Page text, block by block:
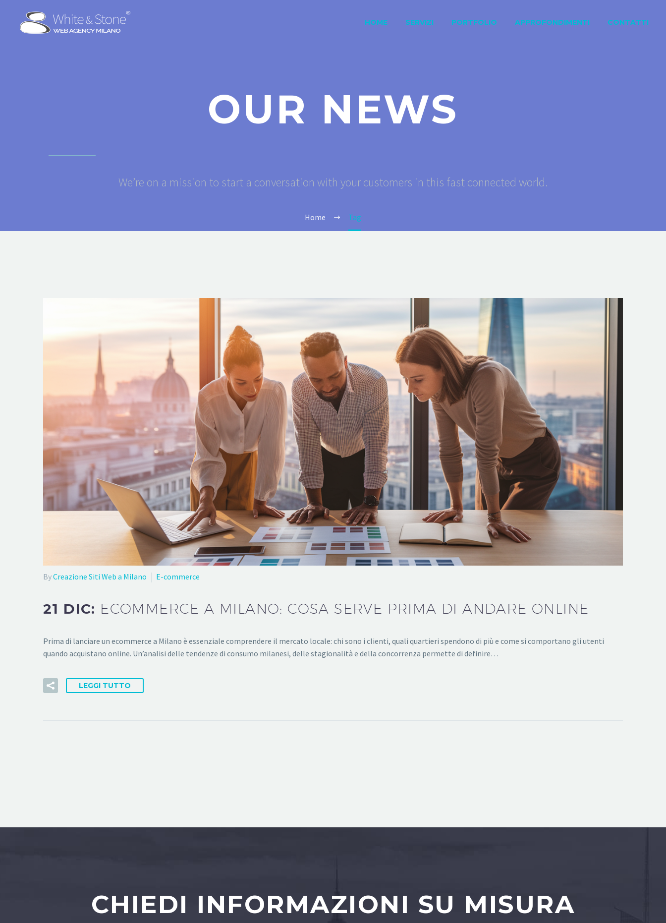
HOME SERVIZI PORTFOLIO APPROFONDIMENTI CONTATTI
OUR NEWS
We’re on a mission to start a conversation with your customers in this fast connected world.
Home Tag
ByCreazione Siti Web a Milano E-commerce
21 DIC: ECOMMERCE A MILANO: COSA SERVE PRIMA DI ANDARE ONLINE
Prima di lanciare un ecommerce a Milano è essenziale comprendere il mercato locale: chi sono i clienti, quali quartieri spendono di più e come si comportano gli utenti
quando acquistano online. Un’analisi delle tendenze di consumo milanesi, delle stagionalità e della concorrenza permette di definire…
LEGGI TUTTO
CHIEDI INFORMAZIONI SU MISURA